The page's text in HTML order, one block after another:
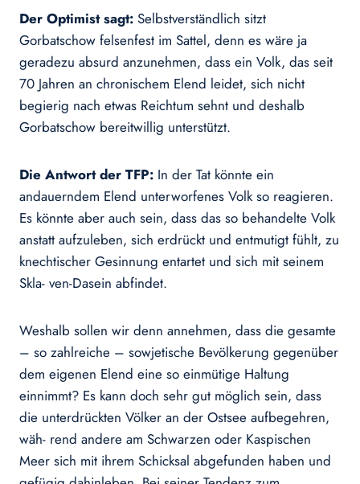
Der Optimist sagt: Selbstverständlich sitzt
Gorbatschow felsenfest im Sattel, denn es wäre ja
geradezu absurd anzunehmen, dass ein Volk, das seit
70 Jahren an chronischem Elend leidet, sich nicht
begierig nach etwas Reichtum sehnt und deshalb
Gorbatschow bereitwillig unterstützt.
Die Antwort der TFP: In der Tat könnte ein
andauerndem Elend unterworfenes Volk so reagieren.
Es könnte aber auch sein, dass das so behandelte Volk
anstatt aufzuleben, sich erdrückt und entmutigt fühlt, zu
knechtischer Gesinnung entartet und sich mit seinem
Skla- ven-Dasein abfindet.
Weshalb sollen wir denn annehmen, dass die gesamte
– so zahlreiche – sowjetische Bevölkerung gegenüber
dem eigenen Elend eine so einmütige Haltung
einnimmt? Es kann doch sehr gut möglich sein, dass
die unterdrückten Völker an der Ostsee aufbegehren,
wäh- rend andere am Schwarzen oder Kaspischen
Meer sich mit ihrem Schicksal abgefunden haben und